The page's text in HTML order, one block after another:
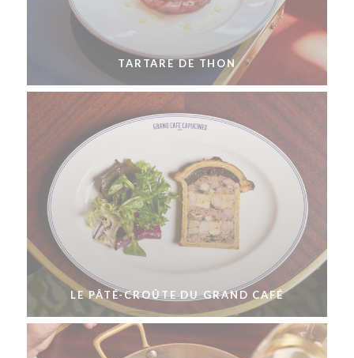
TARTARE DE THON
LE PÂTÉ-CROÛTE DU GRAND CAFÉ